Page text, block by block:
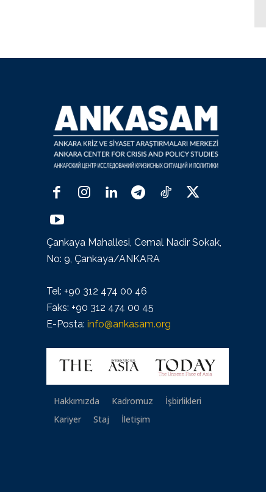
Çankaya Mahallesi, Cemal Nadir Sokak,
No: 9, Çankaya/ANKARA
Tel: +90 312 474 00 46
Faks: +90 312 474 00 45
E-Posta: info@ankasam.org
Hakkımızda Kadromuz
İşbirlikleri
Kariyer
Staj İletişim